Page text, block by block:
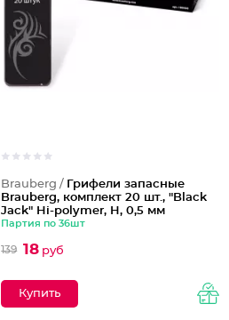
Brauberg /
Грифели запасные
Brauberg, комплект 20 шт., "Black
Jack" Hi-polymer, H, 0,5 мм
Партия по 36шт
139 18 руб